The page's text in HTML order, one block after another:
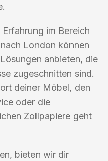
im Bereich
London können
anbieten, die
zugeschnitten sind.
deiner Möbel, den
oder die
Zollpapiere geht
bieten wir dir